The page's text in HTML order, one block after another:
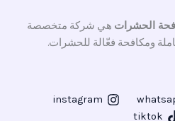
الحشرات هي شركة متخصصة
ومكافحة فعّالة للحشرات.
instagram
tiktok